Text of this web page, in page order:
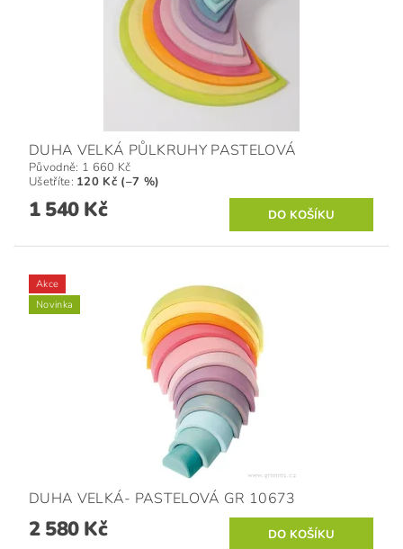
DUHA VELKÁ PŮLKRUHY PASTELOVÁ
Původně: 1 660 Kč
Ušetříte: 120 Kč (–7 %)
1 540 Kč
Akce
Novinka
DUHA VELKÁ- PASTELOVÁ GR 10673
2 580 Kč